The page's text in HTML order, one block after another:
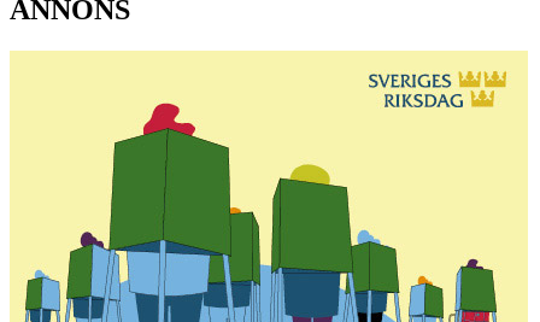
ANNONS